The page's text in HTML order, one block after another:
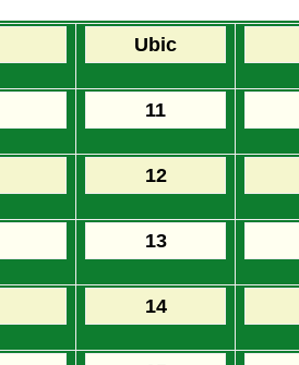
Ubic
11
12
13
14